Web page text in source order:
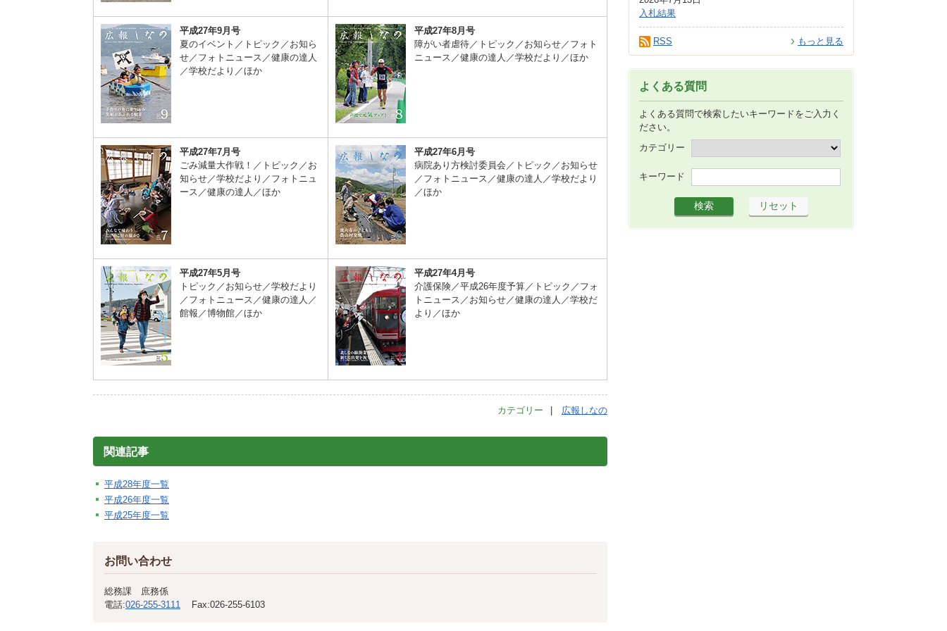
平成27年9月号
夏のイベント／トピック／お知ら
せ／フォトニュース／健康の達人
／学校だより／ほか
平成27年8月号
障がい者虐待／トピック／お知らせ／フォト
ニュース／健康の達人／学校だより／ほか
平成27年7月号
ごみ減量大作戦！／トピック／お
知らせ／学校だより／フォトニュ
ース／健康の達人／ほか
平成27年6月号
病院あり方検討委員会／トピック／お知らせ
／フォトニュース／健康の達人／学校だより
／ほか
平成27年5月号
トピック／お知らせ／学校だより
／フォトニュース／健康の達人／
館報／博物館／ほか
平成27年4月号
介護保険／平成26年度予算／トピック／フォ
トニュース／お知らせ／健康の達人／学校だ
より／ほか
カテゴリー 広報しなの
関連記事
平成28年度一覧
平成26年度一覧
平成25年度一覧
お問い合わせ
総務課 庶務係
電話:026-255-3111 Fax:026-255-6103
入札結果
もっと見る
RSS
よくある質問
よくある質問で検索したいキーワードをご入力く
ださい。
カテゴリー
キーワード